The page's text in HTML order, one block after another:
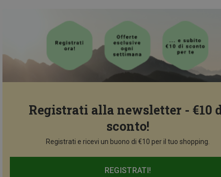
Registrati alla newsletter - €10
sconto!
Registrati e ricevi un buono di €10 per il tuo shopping.
REGISTRATI!